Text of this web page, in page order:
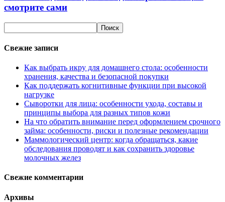
смотрите сами
Свежие записи
Как выбрать икру для домашнего стола: особенности
хранения, качества и безопасной покупки
Как поддержать когнитивные функции при высокой
нагрузке
Сыворотки для лица: особенности ухода, составы и
принципы выбора для разных типов кожи
На что обратить внимание перед оформлением срочного
займа: особенности, риски и полезные рекомендации
Маммологический центр: когда обращаться, какие
обследования проводят и как сохранить здоровье
молочных желез
Свежие комментарии
Архивы